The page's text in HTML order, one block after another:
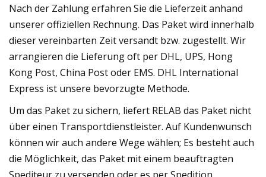
Nach der Zahlung erfahren Sie die Lieferzeit anhand
unserer offiziellen Rechnung. Das Paket wird innerhalb
dieser vereinbarten Zeit versandt bzw. zugestellt. Wir
arrangieren die Lieferung oft per DHL, UPS, Hong
Kong Post, China Post oder EMS. DHL International
Express ist unsere bevorzugte Methode.
Um das Paket zu sichern, liefert RELAB das Paket nicht
über einen Transportdienstleister. Auf Kundenwunsch
können wir auch andere Wege wählen; Es besteht auch
die Möglichkeit, das Paket mit einem beauftragten
Spediteur zu versenden oder es per Spedition